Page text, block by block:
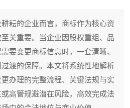
耘的企业而言，商标作为核心资
关重要。当企业因股权重组、品
要变更商标信息时，一套清晰、
渡的保障。本文将系统性地解析
办理的完整流程、关键法规与实
高管规避潜在风险，高效完成法